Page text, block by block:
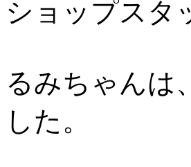
ショップスタ
るみちゃんは
した。